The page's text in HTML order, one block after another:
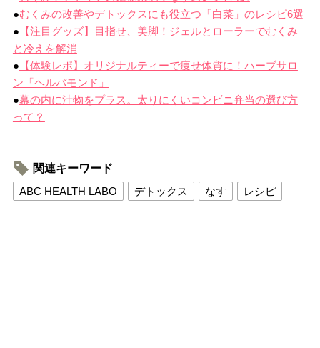
●むくみの改善やデトックスにも役立つ「白菜」のレシピ6選
● 【注目グッズ】目指せ、美脚！ジェルとローラーでむくみ
と冷えを解消
● 【体験レポ】オリジナルティーで痩せ体質に！ハーブサロ
ン「ヘルバモンド」
●幕の内に汁物をプラス。太りにくいコンビニ弁当の選び方
って？
関連キーワード
ABC HEALTH LABO
デトックス なす レシピ